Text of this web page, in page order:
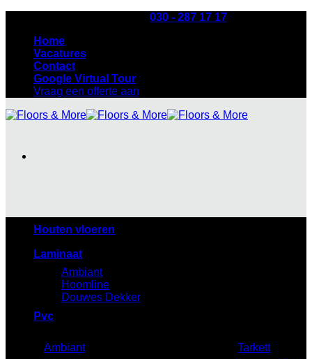
inhoud
030 - 287 17 17
Home
Vacatures
Contact
Google Virtual Tour
Vraag een offerte aan
Houten vloeren
Laminaat
Ambiant
Hoomline
Douwes Dekker
Pvc
Ambiant
Tarkett